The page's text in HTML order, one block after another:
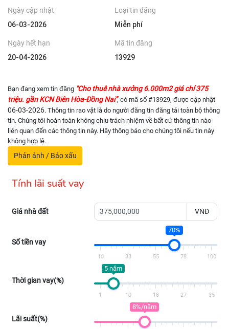
Ngày cập nhật
06-03-2026
Loại tin đăng
Miễn phí
Ngày hết hạn
20-04-2026
Mã tin đăng
13929
Bạn đang xem tin đăng "Cho thuê nhà xưởng 6.000m2 giá chỉ 375
triệu. gần KCN Biên Hòa-Đồng Nai", có mã số #13929, được cập nhật
06-03-2026. Thông tin rao vặt là do người đăng tin đăng tải toàn bộ thông
tin. Chúng tôi hoàn toàn không chịu trách nhiệm về bất cứ thông tin nào
liên quan đến các thông tin này. Hãy thông báo cho chúng tôi nếu tin này
không hợp lệ.
Phản ánh / Báo xấu
Tính lãi suất vay
Giá nhà đất VNĐ
Số tiền vay
70%
10 33 55 78 100
Thời gian vay(%)
5 năm
1 10 18 27 35
Lãi suất(%)
8%/năm